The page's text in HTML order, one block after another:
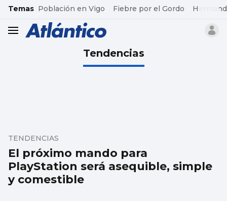
common.go-to-content
Temas Población en Vigo Fiebre por el Gordo
header.menu.open
Tendencias
El próximo mando para
PlayStation será asequible, simple
y comestible
TENDENCIAS